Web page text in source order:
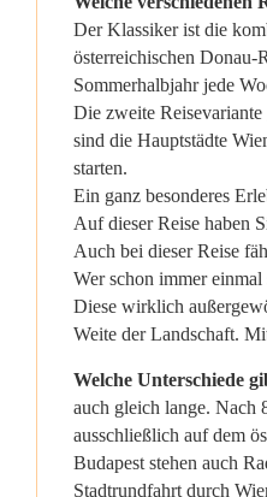
Der Klassiker ist die
österreichischen Donau-
Sommerhalbjahr jede
Die zweite
sind die Hauptstädte
starten.
Ein ganz besonderes
Auf dieser Reise haben
Auch bei dieser Reise
Wer schon immer
Diese wirklich
Weite der Landschaft.
Welche Unterschiede
auch gleich lange. Nach
ausschließlich auf dem
Budapest stehen auch
Stadtrundfahrt durch